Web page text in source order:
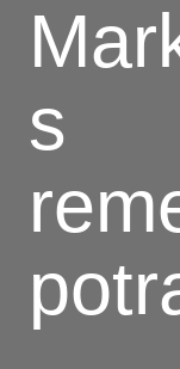
Preskočiť
obsah
s